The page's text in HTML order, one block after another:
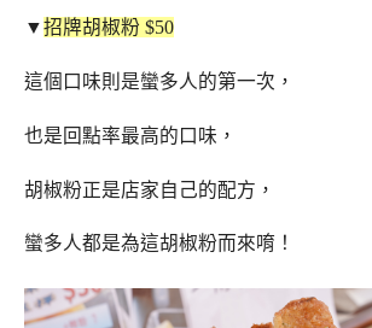
▼招牌胡椒粉 $50
這個口味則是蠻多人的第一次，
也是回點率最高的口味，
胡椒粉正是店家自己的配方，
蠻多人都是為這胡椒粉而來唷！